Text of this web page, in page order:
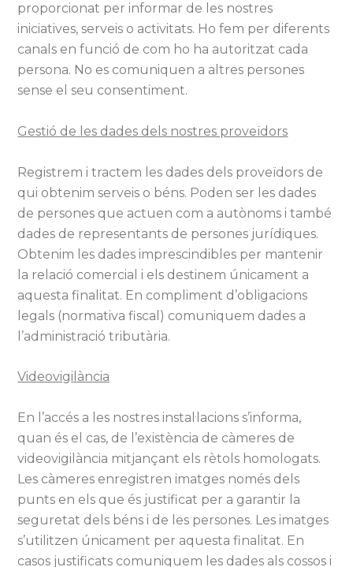
proporcionat per informar de les nostres
iniciatives, serveis o activitats. Ho fem per diferents
canals en funció de com ho ha autoritzat cada
persona. No es comuniquen a altres persones
sense el seu consentiment.
Gestió de les dades dels nostres proveïdors
Registrem i tractem les dades dels proveïdors de
qui obtenim serveis o béns. Poden ser les dades
de persones que actuen com a autònoms i també
dades de representants de persones jurídiques.
Obtenim les dades imprescindibles per mantenir
la relació comercial i els destinem únicament a
aquesta finalitat. En compliment d’obligacions
legals (normativa fiscal) comuniquem dades a
l’administració tributària.
Videovigilància
En l’accés a les nostres instal·lacions s’informa,
quan és el cas, de l’existència de càmeres de
videovigilància mitjançant els rètols homologats.
Les càmeres enregistren imatges només dels
punts en els que és justificat per a garantir la
seguretat dels béns i de les persones. Les imatges
s’utilitzen únicament per aquesta finalitat. En
casos justificats comuniquem les dades als cossos i